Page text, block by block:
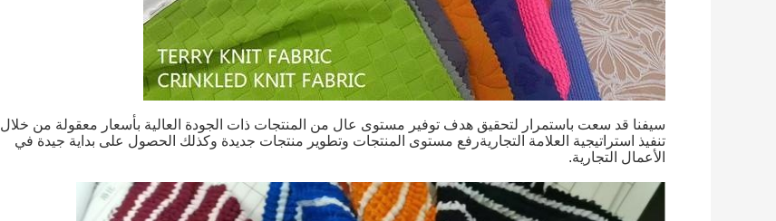
سيفنا قد سعت باستمرار لتحقيق هدف توفير مستوى عال من المنتجات ذات الجودة العالية بأسعار معقولة من خلال
تنفيذ استراتيجية العلامة التجاريةرفع مستوى المنتجات وتطوير منتجات جديدة وكذلك الحصول على بداية جيدة في
الأعمال التجارية.